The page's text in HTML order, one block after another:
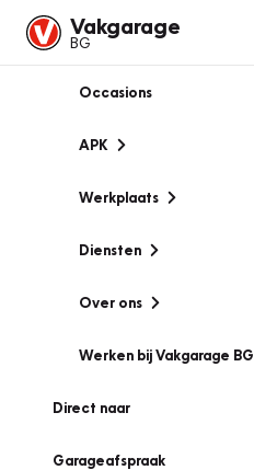
Vakgarage
BG
Occasions
APK
Werkplaats
Diensten
Over ons
Werken bij Vakgarage BG
Direct naar
Garageafspraak